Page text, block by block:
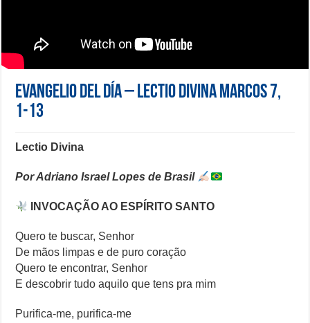
Evangelio del día – Lectio Divina Marcos 7,
1-13
Lectio Divina
Por Adriano Israel Lopes de Brasil
INVOCAÇÃO AO ESPÍRITO SANTO
Quero te buscar, Senhor
De mãos limpas e de puro coração
Quero te encontrar, Senhor
E descobrir tudo aquilo que tens pra mim
Purifica-me, purifica-me